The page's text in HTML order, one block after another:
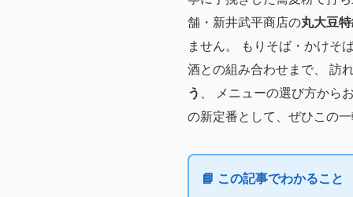
舗・新井武平商店の丸大豆
ません。 もりそば・かけそ
酒との組み合わせまで、 訪
う
、 メニューの選び方から
の新定番として、ぜひこの
📘 この記事でわかること